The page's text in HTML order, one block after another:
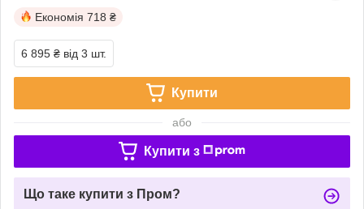
Економія 718 ₴
6 895 ₴ від 3 шт.
Купити
або
Купити з
Що таке купити з Пром?